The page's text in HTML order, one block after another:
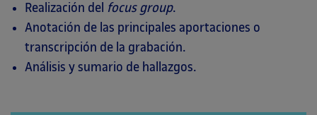
Realización del focus group.
Anotación de las principales aportaciones o
transcripción de la grabación.
Análisis y sumario de hallazgos.